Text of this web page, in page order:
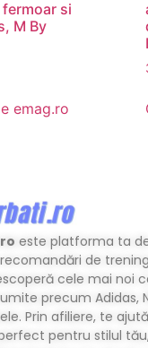
fermoar si
M By
emag.ro
este platforma ta
de
cele mai noi
precum Adidas,
Prin afiliere, te
pentru stilul